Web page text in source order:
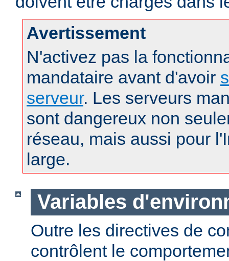
Avertissement
N'activez pas la
mandataire avant d'avoir
serveur. Les serveurs
sont dangereux non
réseau, mais aussi pour
large.
Variables
Outre les directives de
contrôlent le